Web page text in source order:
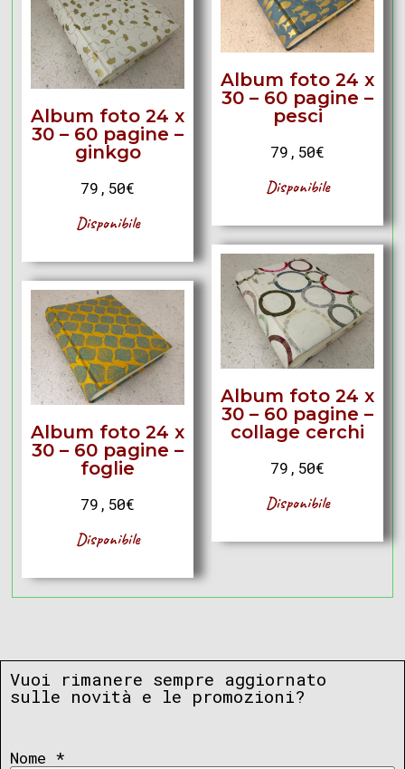
Album foto 24 x
30 – 60 pagine –
pesci
79,50€
Disponibile
Album foto 24 x
30 – 60 pagine –
ginkgo
79,50€
Disponibile
Album foto 24 x
30 – 60 pagine –
collage cerchi
79,50€
Disponibile
Album foto 24 x
30 – 60 pagine –
foglie
79,50€
Disponibile
Vuoi rimanere sempre aggiornato
sulle novità e le promozioni?
Nome *